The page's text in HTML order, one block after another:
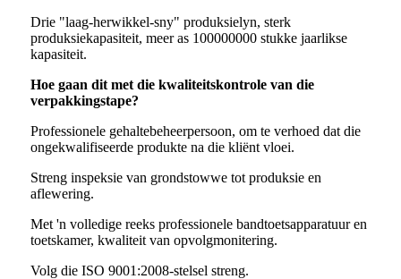
Drie "laag-herwikkel-sny" produksielyn, sterk
produksiekapasiteit, meer as 100000000 stukke jaarlikse
kapasiteit.
Hoe gaan dit met die kwaliteitskontrole van die
verpakkingstape?
Professionele gehaltebeheerpersoon, om te verhoed dat die
ongekwalifiseerde produkte na die kliënt vloei.
Streng inspeksie van grondstowwe tot produksie en
aflewering.
Met 'n volledige reeks professionele bandtoetsapparatuur en
toetskamer, kwaliteit van opvolgmonitering.
Volg die ISO 9001:2008-stelsel streng.